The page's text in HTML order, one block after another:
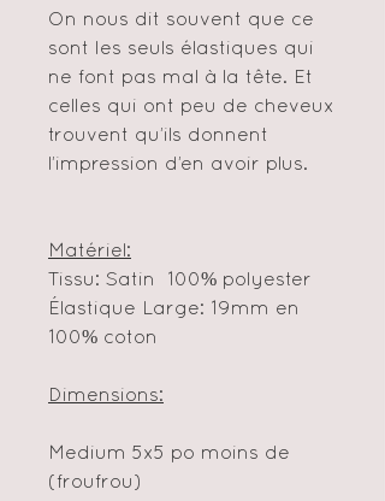
On nous dit souvent que ce
sont les seuls élastiques qui
ne font pas mal à la tête. Et
celles qui ont peu de cheveux
trouvent qu’ils donnent
l’impression d’en avoir plus.
Matériel:
Tissu: Satin 100% polyester
Élastique Large: 19mm en
100% coton
Dimensions:
Medium 5x5 po moins de
(froufrou)